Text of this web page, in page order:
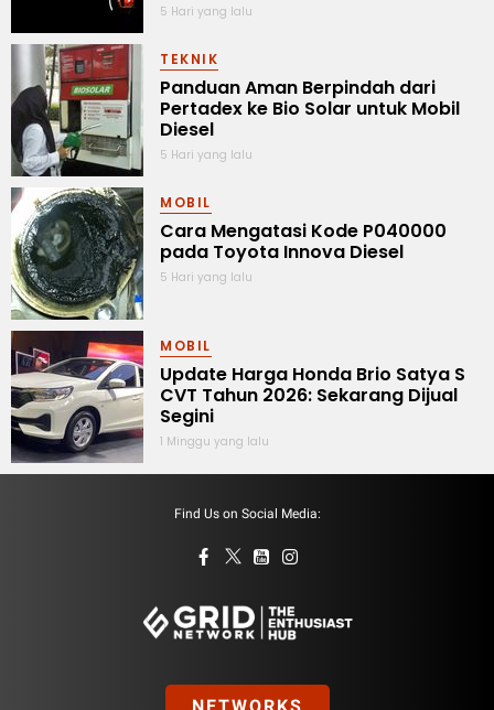
5 Hari yang lalu
TEKNIK
Panduan Aman Berpindah dari
Pertadex ke Bio Solar untuk Mobil
Diesel
5 Hari yang lalu
MOBIL
Cara Mengatasi Kode P040000
pada Toyota Innova Diesel
5 Hari yang lalu
MOBIL
Update Harga Honda Brio Satya S
CVT Tahun 2026: Sekarang Dijual
Segini
1 Minggu yang lalu
Find Us on Social Media: